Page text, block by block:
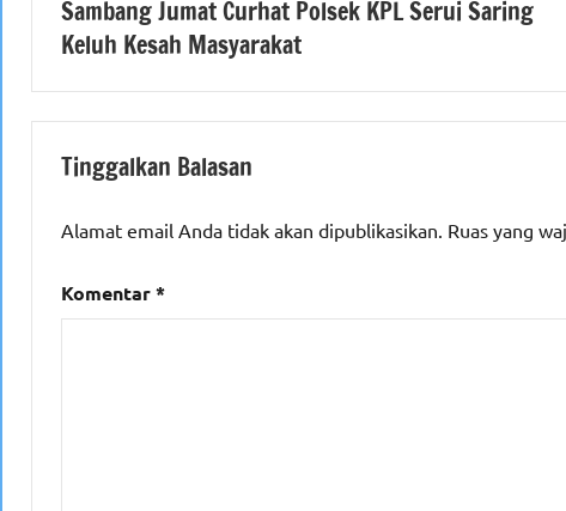
pos
Sambang Jumat Curhat Polsek KPL Serui Saring
Keluh Kesah Masyarakat
Tinggalkan Balasan
Alamat email Anda tidak akan dipublikasikan. Ruas yang
Komentar*